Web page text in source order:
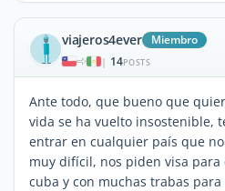
viajeros4ever Miembro
| 14POSTS
Ante todo, que bueno que
vida se ha vuelto insostenible,
entrar en cualquier país que
muy difícil, nos piden visa
cuba y con muchas trabas